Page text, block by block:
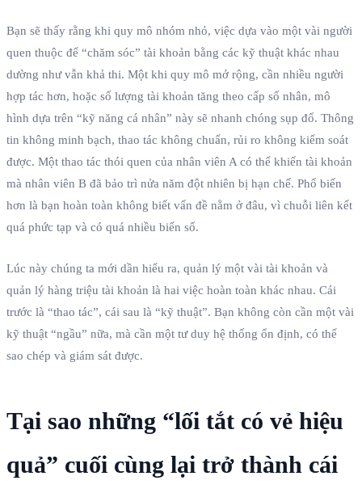
Bạn sẽ thấy rằng khi quy mô nhóm nhỏ, việc dựa vào một vài người
quen thuộc để “chăm sóc” tài khoản bằng các kỹ thuật khác nhau
dường như vẫn khả thi. Một khi quy mô mở rộng, cần nhiều người
hợp tác hơn, hoặc số lượng tài khoản tăng theo cấp số nhân, mô
hình dựa trên “kỹ năng cá nhân” này sẽ nhanh chóng sụp đổ. Thông
tin không minh bạch, thao tác không chuẩn, rủi ro không kiểm soát
được. Một thao tác thói quen của nhân viên A có thể khiến tài khoản
mà nhân viên B đã bảo trì nửa năm đột nhiên bị hạn chế. Phổ biến
hơn là bạn hoàn toàn không biết vấn đề nằm ở đâu, vì chuỗi liên kết
quá phức tạp và có quá nhiều biến số.
Lúc này chúng ta mới dần hiểu ra, quản lý một vài tài khoản và
quản lý hàng triệu tài khoản là hai việc hoàn toàn khác nhau. Cái
trước là “thao tác”, cái sau là “kỹ thuật”. Bạn không còn cần một vài
kỹ thuật “ngầu” nữa, mà cần một tư duy hệ thống ổn định, có thể
sao chép và giám sát được.
Tại sao những “lối tắt có vẻ hiệu
quả” cuối cùng lại trở thành cái